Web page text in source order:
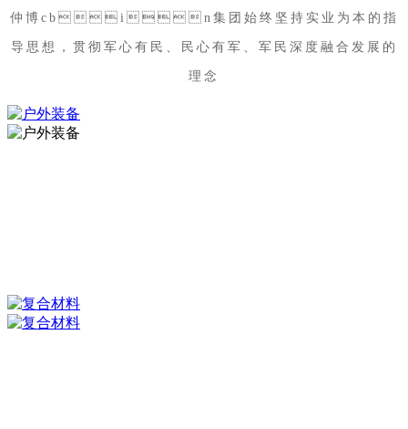
仲博cbin集团始终坚持实业为本的指
导思想，贯彻军心有民、民心有军、军民深度融合发展的
理念